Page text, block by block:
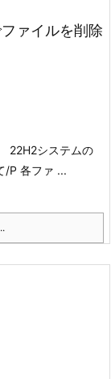
ァイルを削除
22H2システムの
/P 各ファ ...